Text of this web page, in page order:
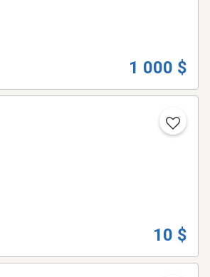
1 000 $
10 $